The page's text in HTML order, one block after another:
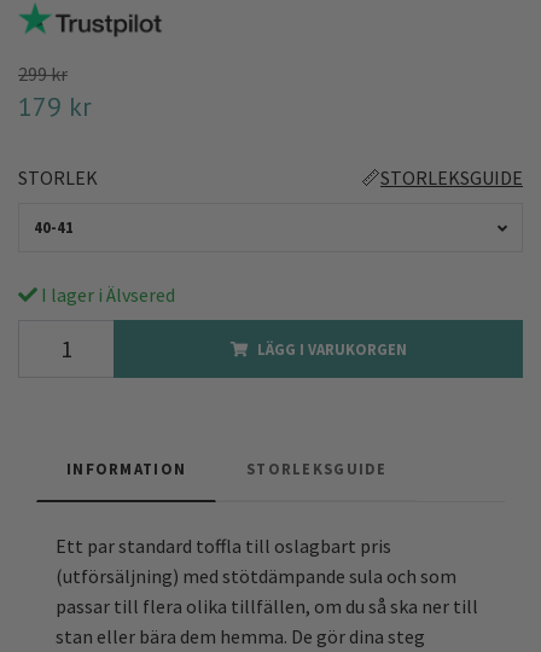
299 kr
179 kr
STORLEK 📏STORLEKSGUIDE
40-41
I lager i Älvsered
LÄGG I VARUKORGEN
INFORMATION STORLEKSGUIDE
Ett par standard toffla till oslagbart pris
(utförsäljning) med stötdämpande sula och som
passar till flera olika tillfällen, om du så ska ner till
stan eller bära dem hemma. De gör dina steg